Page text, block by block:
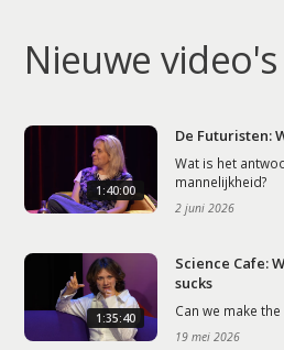
Nieuwe video's
1:40:00
De Futuristen:
Wat is het
mannelijkheid?
2 juni 2026
1:35:40
Science Cafe:
sucks
Can we make
19 mei 2026